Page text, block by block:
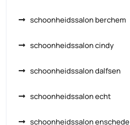
schoonheidssalon berchem
schoonheidssalon cindy
schoonheidssalon dalfsen
schoonheidssalon echt
schoonheidssalon enschede